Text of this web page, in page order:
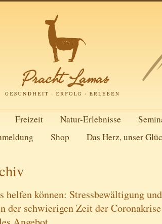
Freizeit Natur-Erlebnisse
Shop Das Herz, unser
helfen können: Stressbewältigung und
der schwierigen Zeit der